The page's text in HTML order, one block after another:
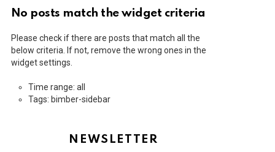
No posts match the widget criteria
Please check if there are posts that match all the
below criteria. If not, remove the wrong ones in the
widget settings.
Time range: all
Tags: bimber-sidebar
NEWSLETTER